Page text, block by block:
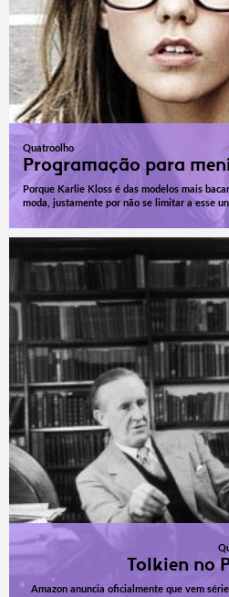
Quatroolho
Programação para
Porque Karlie Kloss é das modelos mais
moda, justamente por não se limitar a esse
Tolkien no
Amazon anuncia oficialmente que vem